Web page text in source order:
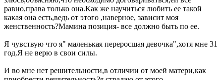
равно,права только она.Как же научиться любить ее такой
какая она есть,ведь от этого ,наверное, зависит моя
женственность?Мамина позиция- все должно быть по ее.
Я чувствую что я" маленькая переросшая девочка",хотя мне 31
год.Я не верю в свои силы.
И во мне нет решительности,в отличии от моей матери,как